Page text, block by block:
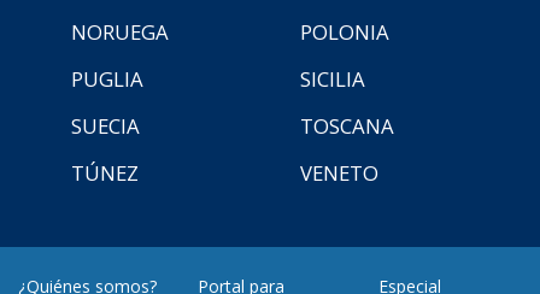
NORUEGA
POLONIA
PUGLIA
SICILIA
SUECIA
TOSCANA
TÚNEZ
VENETO
¿Quiénes somos?
Portal para
Especial